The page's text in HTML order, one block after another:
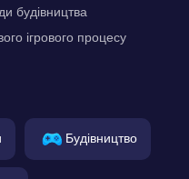
будівництва
ігрового процесу
Будівництво